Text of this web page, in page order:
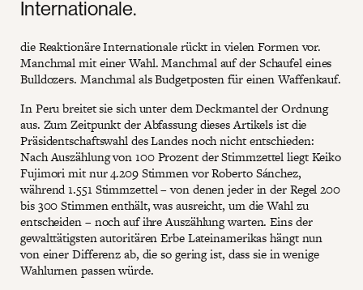
Internationale.
die Reaktionäre Internationale rückt in vielen Formen vor.
Manchmal mit einer Wahl. Manchmal auf der Schaufel eines
Bulldozers. Manchmal als Budgetposten für einen Waffenkauf.
In Peru breitet sie sich unter dem Deckmantel der Ordnung
aus. Zum Zeitpunkt der Abfassung dieses Artikels ist die
Präsidentschaftswahl des Landes noch nicht entschieden:
Nach Auszählung von 100 Prozent der Stimmzettel liegt Keiko
Fujimori mit nur 4.209 Stimmen vor Roberto Sánchez,
während 1.551 Stimmzettel – von denen jeder in der Regel 200
bis 300 Stimmen enthält, was ausreicht, um die Wahl zu
entscheiden – noch auf ihre Auszählung warten. Eins der
gewalttätigsten autoritären Erbe Lateinamerikas hängt nun
von einer Differenz ab, die so gering ist, dass sie in wenige
Wahlurnen passen würde.